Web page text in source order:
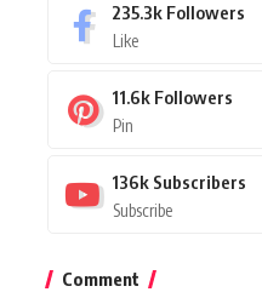
235.3k Followers
Like
11.6k Followers
Pin
136k Subscribers
Subscribe
Comment